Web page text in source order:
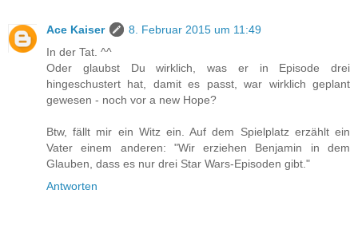
Ace Kaiser
8. Februar 2015 um 11:49
In der Tat. ^^
Oder glaubst Du wirklich, was er in Episode drei
hingeschustert hat, damit es passt, war wirklich geplant
gewesen - noch vor a new Hope?
Btw, fällt mir ein Witz ein. Auf dem Spielplatz erzählt ein
Vater einem anderen: "Wir erziehen Benjamin in dem
Glauben, dass es nur drei Star Wars-Episoden gibt."
Antworten